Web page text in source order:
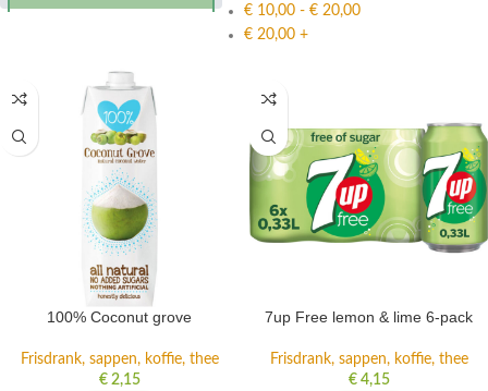
€ 10,00 - € 20,00
€ 20,00 +
100% Coconut grove
Frisdrank, sappen, koffie, thee
€2,15
7up Free lemon & lime 6-pack
Frisdrank, sappen, koffie, thee
€4,15